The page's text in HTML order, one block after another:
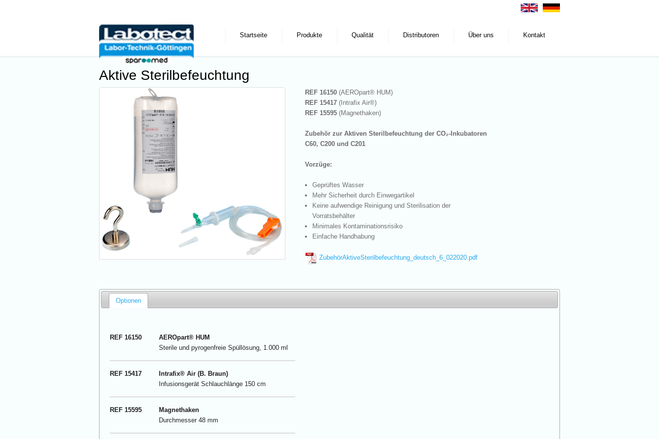
Startseite Produkte Qualität Distributoren Über uns Kontakt
Aktive Sterilbefeuchtung
REF 16150 (AEROpart® HUM)
REF 15417 (Intrafix Air®)
REF 15595 (Magnethaken)
Zubehör zur Aktiven Sterilbefeuchtung der CO₂-Inkubatoren
C60, C200 und C201
Vorzüge:
Geprüftes Wasser
Mehr Sicherheit durch Einwegartikel
Keine aufwendige Reinigung und Sterilisation der
Vorratsbehälter
Minimales Kontaminationsrisiko
Einfache Handhabung
ZubehörAktiveSterilbefeuchtung_deutsch_6_022020.pdf
Optionen
REF 16150 AEROpart®HUM
Sterile und pyrogenfreie Spüllösung, 1.000 ml
REF 15417
Intrafix® Air (B. Braun)
Infusionsgerät Schlauchlänge 150 cm
REF 15595
Magnethaken
Durchmesser 48 mm